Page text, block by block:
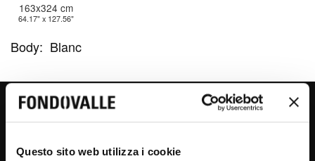
Questo sito web utilizza i cookie
163x324 cm
64.17" x 127.56"
Body: Blanc
CHIANCA